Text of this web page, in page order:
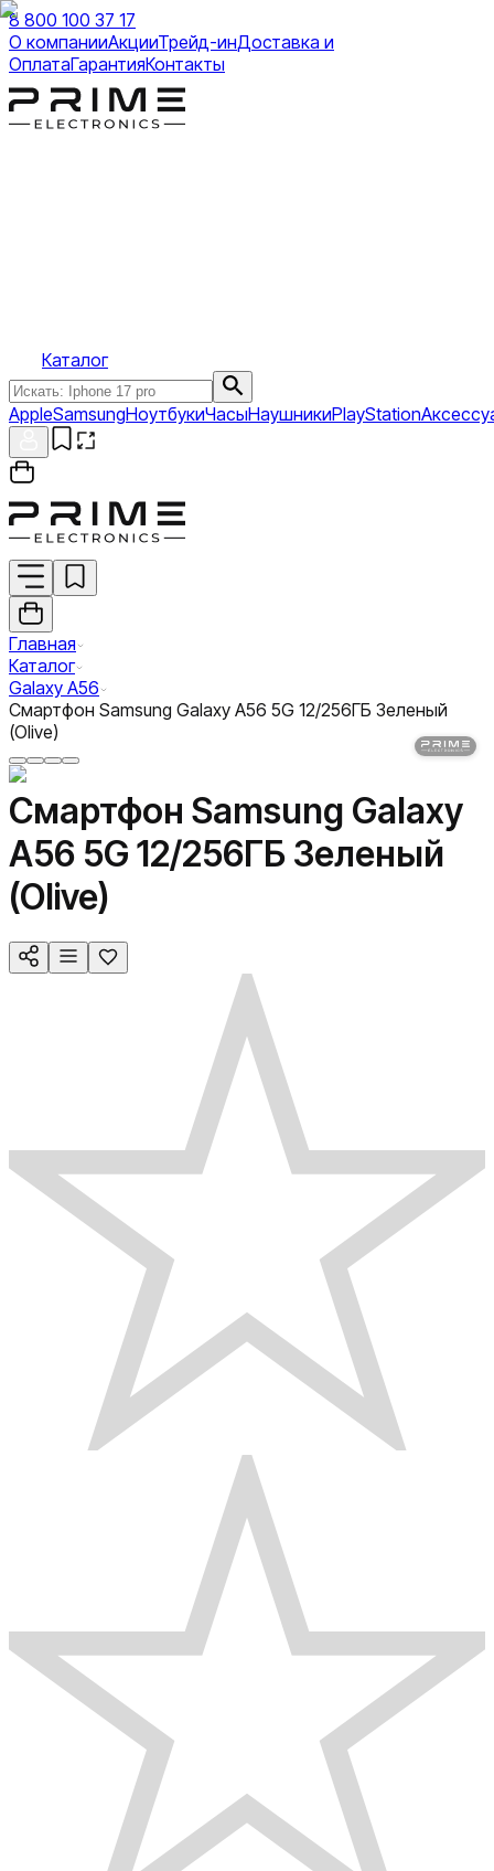
8 800 100 37 17
О компанииАкцииТрейд-инДоставка и
ОплатаГарантияКонтакты
Каталог
AppleSamsungНоутбукиЧасыНаушникиPlayStation
Главная
Каталог
Galaxy A56
Смартфон Samsung Galaxy A56 5G 12/256ГБ Зеленый
(Olive)
Смартфон Samsung Galaxy
A56 5G 12/256ГБ Зеленый
(Olive)